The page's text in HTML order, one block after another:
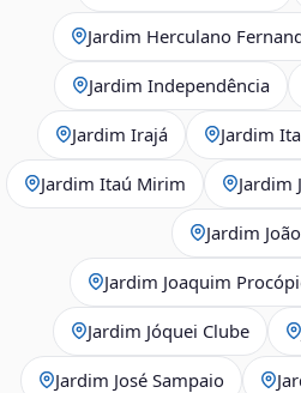
Jardim Herculano
Jardim Independência
Jardim Irajá Jardim
Jardim Itaú Mirim Jardim
Jardim
Jardim Joaquim
Jardim Jóquei Clube
Jardim José Sampaio